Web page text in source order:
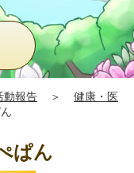
動報告 ＞
健康・医
ぱん